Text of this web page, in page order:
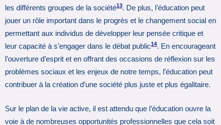
les différents groupes de la société13. De plus, l’éducation peut
jouer un rôle important dans le progrès et le changement social en
permettant aux individus de développer leur pensée critique et
leur capacité à s’engager dans le débat public14. En encourageant
l’ouverture d’esprit et en offrant des occasions de réflexion sur les
problèmes sociaux et les enjeux de notre temps, l’éducation peut
contribuer à la création d’une société plus juste et plus égalitaire.
Sur le plan de la vie active, il est attendu que l’éducation ouvre la
voie à de nombreuses opportunités professionnelles que cela soit